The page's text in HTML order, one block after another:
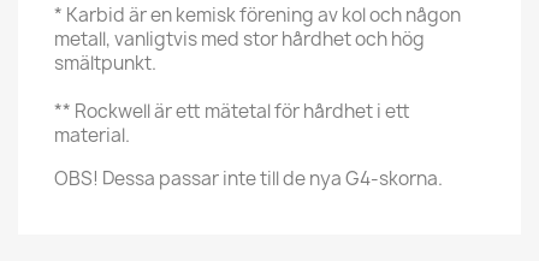
* Karbid är en kemisk förening av kol och någon
metall, vanligtvis med stor hårdhet och hög
smältpunkt.
** Rockwell är ett mätetal för hårdhet i ett
material.
OBS! Dessa passar inte till de nya G4-skorna.